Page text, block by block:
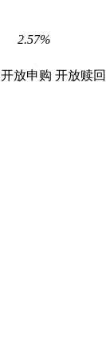
2.57%
开放申购 开放赎回